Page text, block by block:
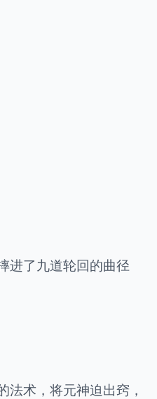
进了九道轮回的曲径
术，将元神迫出窍，